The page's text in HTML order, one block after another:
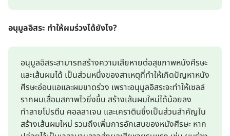
อนุมูลอิสระ ทำให้ผมร่วงได้ยังไง?
อนุมูลอิสระสามารถสร้างความเสียหายต่อสุขภาพหนังศีรษะ
และเส้นผมได้ เป็นส่วนหนึ่งของสาเหตุที่ทำให้เกิดปัญหาหนัง
ศีรษะอ่อนแอและผมขาดร่วง เพราะอนุมูลอิสระจะทำให้เซลล์
รากผมเสื่อมสภาพไวยิ่งขึ้น สร้างเส้นผมใหม่ได้น้อยลง
ทำลายโปรตีน คอลลาเจน และเคราตินซึ่งเป็นส่วนสำคัญใน
สร้างเส้นผมใหม่ รวมถึงเพิ่มการอักเสบของหนังศีรษะ หาก